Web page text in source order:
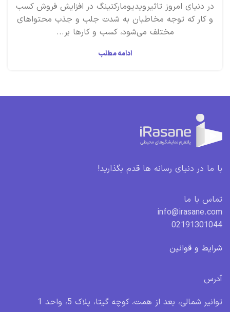
در دنیای امروز تاثیر ویدیومارکتینگ در افزایش فروش کسب
و کار که توجه مخاطبان به شدت جلب و جذب محتواهای
مختلف می‌شود، کسب و کارها بر...
ادامه مطلب
با ما در دنیای رسانه ها قدم بگذارید!
تماس با ما
info@irasane.com
02191301044
شرایط و قوانین
آدرس
توانیر شمالی، بعد از همت، کوچه گیتا، پلاک 5، واحد 1